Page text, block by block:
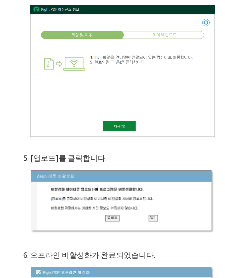
[업로드]를 클릭합니다.
오프라인 비활성화가 완료되었습니다.